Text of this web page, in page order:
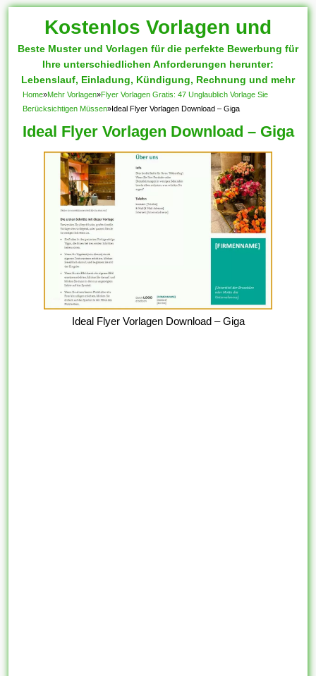
Kostenlos Vorlagen und
Muster
Beste Muster und Vorlagen für die perfekte Bewerbung für
Ihre unterschiedlichen Anforderungen herunter:
Lebenslauf, Einladung, Kündigung, Rechnung und mehr
Home»Mehr Vorlagen»Flyer Vorlagen Gratis: 47 Unglaublich Vorlage Sie
Berücksichtigen Müssen»Ideal Flyer Vorlagen Download – Giga
Ideal Flyer Vorlagen Download – Giga
Ideal Flyer Vorlagen Download – Giga